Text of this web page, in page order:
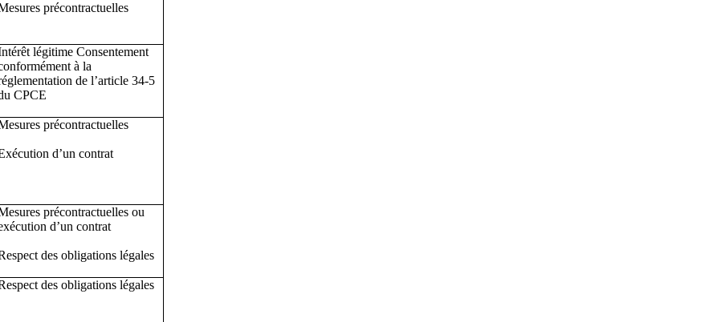
précontractuelles
légitime Consentement
à la
de l’article 34-5
CPCE
précontractuelles
d’un contrat
précontractuelles ou
d’un contrat
des obligations légales
des obligations légales